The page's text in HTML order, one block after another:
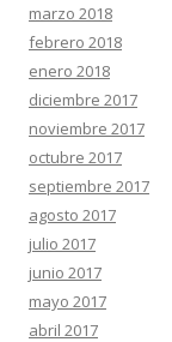
marzo 2018
febrero 2018
enero 2018
diciembre 2017
noviembre 2017
octubre 2017
septiembre 2017
agosto 2017
julio 2017
junio 2017
mayo 2017
abril 2017